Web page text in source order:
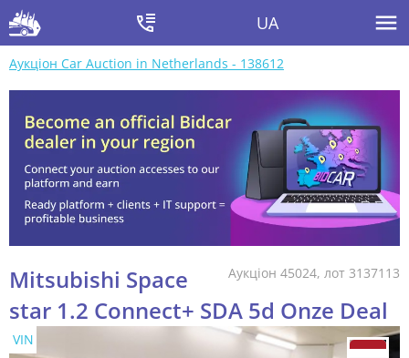
UA
Аукціон Car Auction in Netherlands - 138612
Аукціон 45024, лот 3137113
Mitsubishi Space
star 1.2 Connect+ SDA 5d Onze Deal
VIN